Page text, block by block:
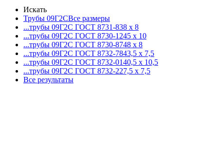
Искать
Трубы 09Г2СВсе размеры
...трубы 09Г2С ГОСТ 8731-838 x 8
...трубы 09Г2С ГОСТ 8730-1245 x 10
...трубы 09Г2С ГОСТ 8730-8748 x 8
...трубы 09Г2С ГОСТ 8732-7843,5 x 7,5
...трубы 09Г2С ГОСТ 8732-0140,5 x 10,5
...трубы 09Г2С ГОСТ 8732-227,5 x 7,5
Все результаты